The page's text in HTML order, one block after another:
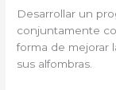
Desarrollar un
conjuntamente
forma de mejorar
sus alfombras.